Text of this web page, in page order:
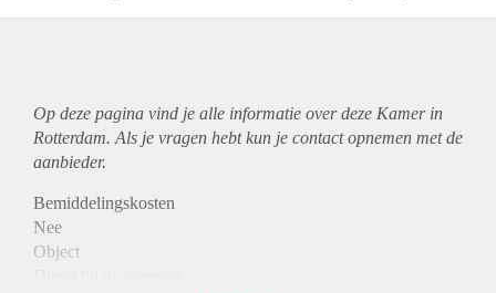
Op deze pagina vind je alle informatie over deze Kamer in
Rotterdam. Als je vragen hebt kun je contact opnemen met de
aanbieder.
Bemiddelingskosten
Nee
Object